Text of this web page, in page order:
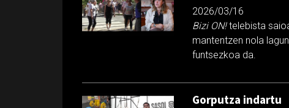
2026/03/16
Bizi ON!telebista
mantentzen nola
funtsezkoa da.
Gorputza indartu